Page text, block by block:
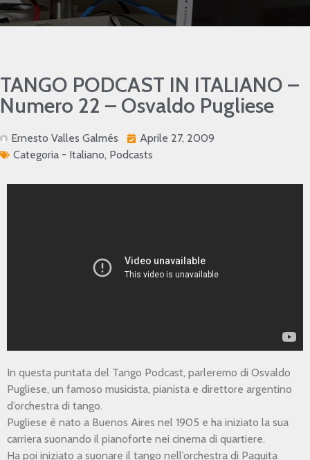
TANGO PODCAST IN ITALIANO –
Numero 22 – Osvaldo Pugliese
Ernesto Valles Galmés
Aprile 27, 2009
Categoria - Italiano, Podcasts
In questa puntata del Tango Podcast, parleremo di Osvaldo
Pugliese, un famoso musicista, pianista e direttore argentino
d’orchestra di tango.
Pugliese è nato a Buenos Aires nel 1905 e ha iniziato la sua
carriera suonando il pianoforte nei cinema di quartiere.
Ha poi iniziato a suonare il tango nell’orchestra di Paquita